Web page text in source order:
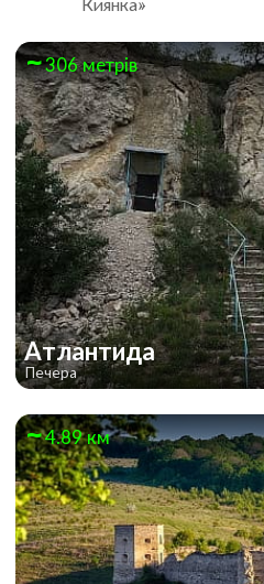
306 метрів
Атлантида
Печера
4.89 км